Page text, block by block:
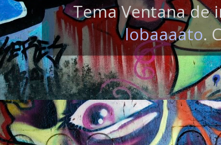
Tema Ventana de
lobaaaato.